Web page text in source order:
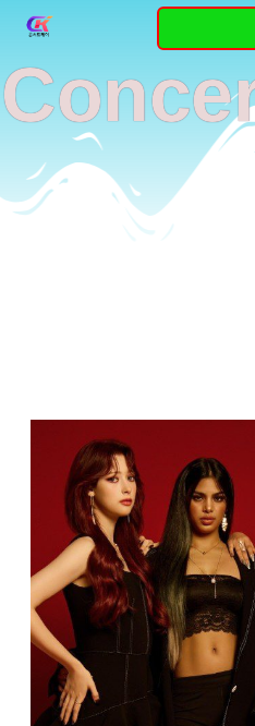
content